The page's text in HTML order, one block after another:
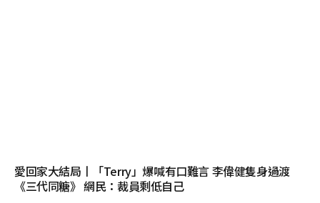
愛回家大結局丨「Terry」爆喊有口難言 李偉健隻身過渡
《三代同糖》 網民：裁員剩低自己